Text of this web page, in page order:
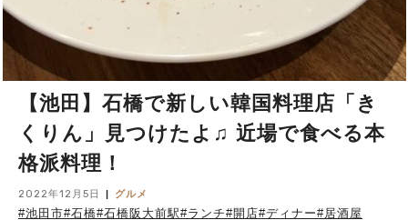
【池田】石橋で新しい韓国料理店「き
くりん」見つけたよ♫ 近場で食べる本
格派料理！
2022年12月5日 グルメ
#池田市#石橋#石橋阪大前駅#ランチ#開店#ディナー#居酒屋